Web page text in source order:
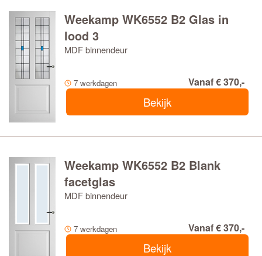
Weekamp WK6552 B2 Glas in
lood 3
MDF binnendeur
7 werkdagen Vanaf € 370,-
Bekijk
Weekamp WK6552 B2 Blank
facetglas
MDF binnendeur
7 werkdagen Vanaf € 370,-
Bekijk